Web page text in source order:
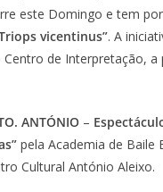
este Domingo e tem
vicentinus”. A
de Interpretação, a
ANTÓNIO –
pela Academia de Baile
Cultural António Aleixo.